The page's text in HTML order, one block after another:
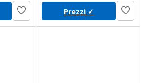
Prezzi ✔